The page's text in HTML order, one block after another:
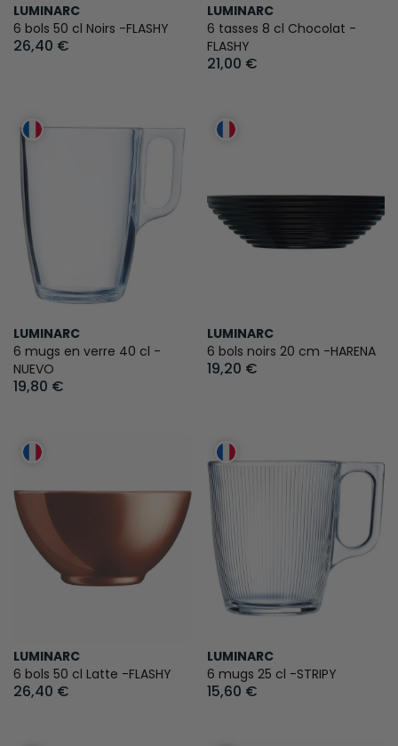
LUMINARC
6 bols 50 cl Noirs -FLASHY
26,40 €
LUMINARC
6 tasses 8 cl Chocolat -
FLASHY
21,00 €
LUMINARC
6 mugs en verre 40 cl -
NUEVO
19,80 €
LUMINARC
6 bols noirs 20 cm -HARENA
19,20 €
LUMINARC
6 bols 50 cl Latte -FLASHY
26,40 €
LUMINARC
6 mugs 25 cl -STRIPY
15,60 €